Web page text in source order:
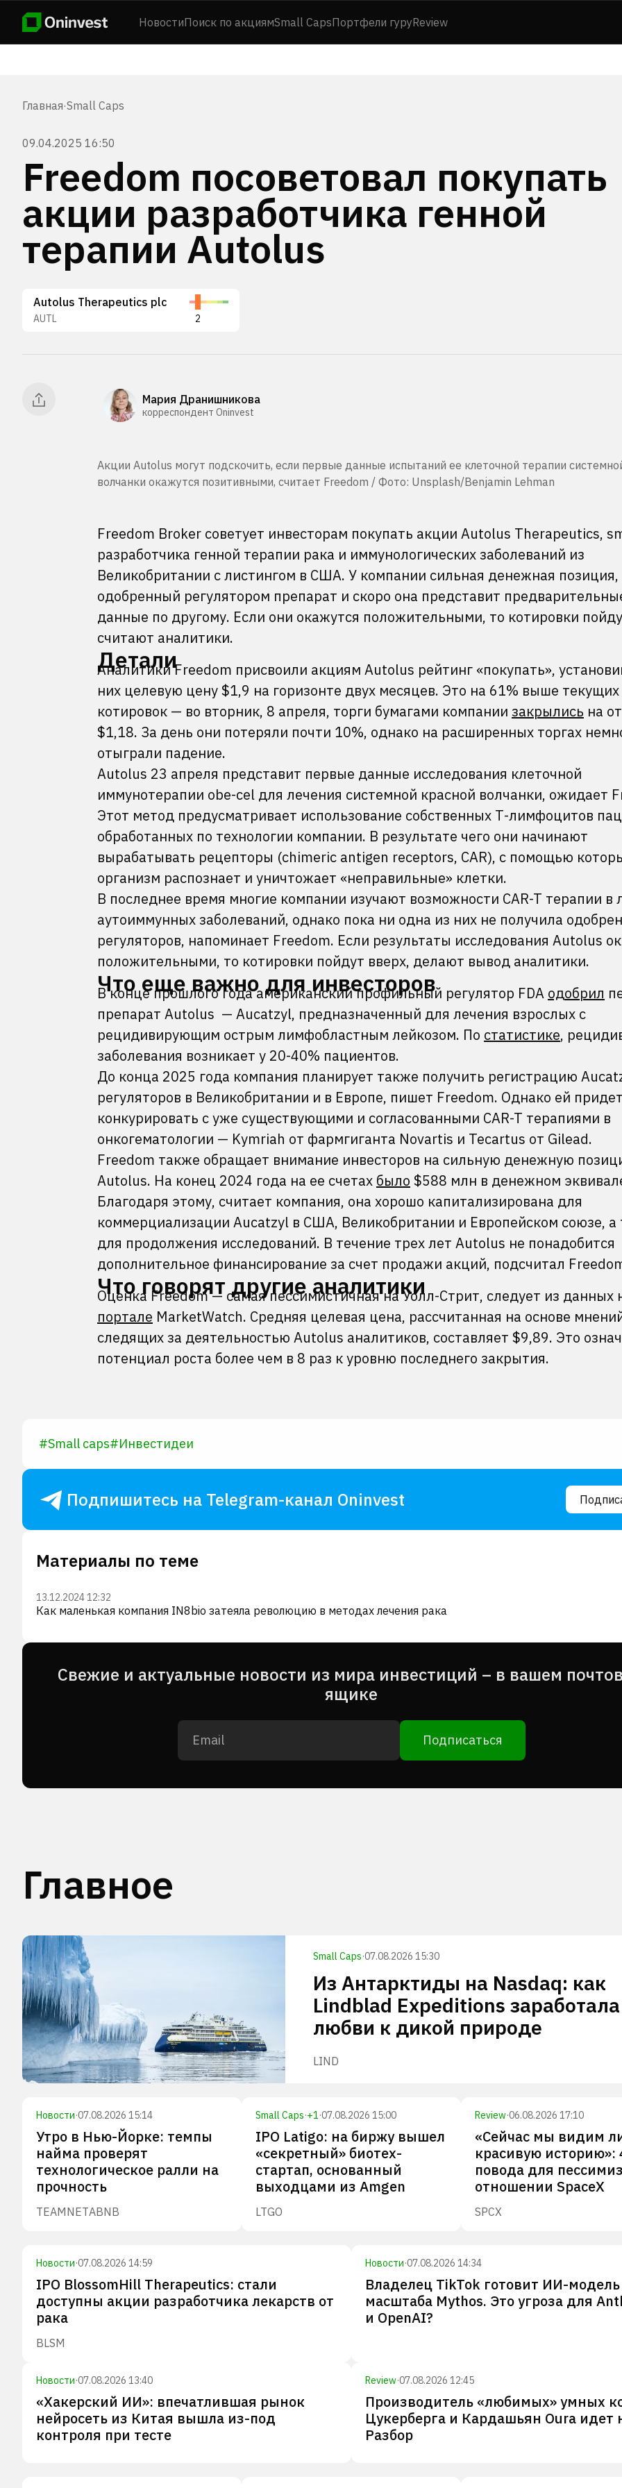
НовостиПоиск по акциямSmall CapsПортфели гуруReview
Главная·Small Caps
09.04.2025 16:50
Freedom посоветовал покупать
акции разработчика генной
терапии Autolus
Autolus Therapeutics plc
AUTL 2
Мария Дранишникова
корреспондент Oninvest
Акции Autolus могут подскочить, если первые данные испытаний ее клеточной терапии
волчанки окажутся позитивными, считает Freedom / Фото: Unsplash/Benjamin Lehman
Freedom Broker советует инвесторам покупать акции Autolus Therapeutics,
разработчика генной терапии рака и иммунологических заболеваний из
Великобритании с листингом в США. У компании сильная денежная
одобренный регулятором препарат и скоро она представит
данные по другому. Если они окажутся положительными, то котировки
считают аналитики.
Детали
Аналитики Freedom присвоили акциям Autolus рейтинг «покупать»,
них целевую цену $1,9 на горизонте двух месяцев. Это на 61% выше текущих
котировок — во вторник, 8 апреля, торги бумагами компании закрылись на
$1,18. За день они потеряли почти 10%, однако на расширенных торгах
отыграли падение.
Autolus 23 апреля представит первые данные исследования клеточной
иммунотерапии obe-cel для лечения системной красной волчанки, ожидает
Этот метод предусматривает использование собственных Т-лимфоцитов
обработанных по технологии компании. В результате чего они начинают
вырабатывать рецепторы (chimeric antigen receptors, CAR), с помощью
организм распознает и уничтожает «неправильные» клетки.
В последнее время многие компании изучают возможности CAR-T терапии в
аутоиммунных заболеваний, однако пока ни одна из них не получила
регуляторов, напоминает Freedom. Если результаты исследования Autolus
положительными, то котировки пойдут вверх, делают вывод аналитики.
Что еще важно для инвесторов
В конце прошлого года американский профильный регулятор FDA одобрил
препарат Autolus — Aucatzyl, предназначенный для лечения взрослых с
рецидивирующим острым лимфобластным лейкозом. По статистике,
заболевания возникает у 20-40% пациентов.
До конца 2025 года компания планирует также получить регистрацию
регуляторов в Великобритании и в Европе, пишет Freedom. Однако ей
конкурировать с уже существующими и согласованными CAR-T терапиями в
онкогематологии — Kymriah от фармгиганта Novartis и Tecartus от Gilead.
Freedom также обращает внимание инвесторов на сильную денежную
Autolus. На конец 2024 года на ее счетах было $588 млн в денежном
Благодаря этому, считает компания, она хорошо капитализирована для
коммерциализации Aucatzyl в США, Великобритании и Европейском союзе, а
для продолжения исследований. В течение трех лет Autolus не понадобится
дополнительное финансирование за счет продажи акций, подсчитал
Что говорят другие аналитики
Оценка Freedom — самая пессимистичная на Уолл-Стрит, следует из данных
портале MarketWatch. Средняя целевая цена, рассчитанная на основе
следящих за деятельностью Autolus аналитиков, составляет $9,89. Это
потенциал роста более чем в 8 раз к уровню последнего закрытия.
#Small caps#Инвестидеи
Подпишитесь на Telegram-канал Oninvest
Материалы по теме
13.12.2024 12:32
Как маленькая компания IN8bio затеяла революцию в методах лечения рака
Cвежие и актуальные новости из мира инвестиций – в вашем
ящике
Подписаться
Главное
Small Caps·07.08.2026 15:30
Из Антарктиды на Nasdaq: как
Lindblad Expeditions
любви к дикой природе
LIND
Новости·07.08.2026 15:14
Утро в Нью-Йорке: темпы
найма проверят
технологическое ралли на
прочность
TEAMNETABNB
Small Caps·+1·07.08.2026 15:00
IPO Latigo: на биржу вышел
«секретный» биотех-
стартап, основанный
выходцами из Amgen
LTGO
Review·06.08.2026 17:10
«Сейчас мы видим
красивую историю»:
повода для
отношении SpaceX
SPCX
Новости·07.08.2026 14:59
IPO BlossomHill Therapeutics: стали
доступны акции разработчика лекарств от
рака
BLSM
Новости·07.08.2026 14:34
Владелец TikTok готовит ИИ-модель
масштаба Mythos. Это угроза для
и OpenAI?
Новости·07.08.2026 13:40
«Хакерский ИИ»: впечатлившая рынок
нейросеть из Китая вышла из-под
контроля при тесте
Review·07.08.2026 12:45
Производитель «любимых» умных
Цукерберга и Кардашьян Oura идет
Разбор